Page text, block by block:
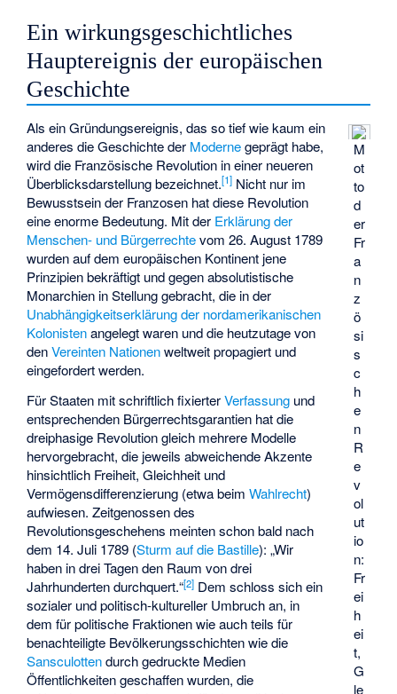
Ein wirkungsgeschichtliches
Hauptereignis der europäischen
Geschichte
M
ot
to
d
er
Fr
a
n
z
ö
si
s
c
h
e
n
R
e
v
ol
ut
io
n:
Fr
ei
h
ei
t,
G
le
Als ein Gründungsereignis, das so tief wie kaum ein
anderes die Geschichte der Modernegeprägt habe,
wird die Französische Revolution in einer neueren
Überblicksdarstellung bezeichnet.[1] Nicht nur im
Bewusstsein der Franzosen hat diese Revolution
eine enorme Bedeutung. Mit der Erklärung der
Menschen- und Bürgerrechtevom 26. August 1789
wurden auf dem europäischen Kontinent jene
Prinzipien bekräftigt und gegen absolutistische
Monarchien in Stellung gebracht, die in der
Unabhängigkeitserklärung der nordamerikanischen
Kolonistenangelegt waren und die heutzutage von
denVereinten Nationenweltweit propagiert und
eingefordert werden.
Für Staaten mit schriftlich fixierterVerfassung und
entsprechenden Bürgerrechtsgarantien hat die
dreiphasige Revolution gleich mehrere Modelle
hervorgebracht, die jeweils abweichende Akzente
hinsichtlich Freiheit, Gleichheit und
Vermögensdifferenzierung (etwa beimWahlrecht)
aufwiesen. Zeitgenossen des
Revolutionsgeschehens meinten schon bald nach
dem 14. Juli 1789 (Sturm auf die Bastille): „Wir
haben in drei Tagen den Raum von drei
Jahrhunderten durchquert.“[2] Dem schloss sich ein
sozialer und politisch-kultureller Umbruch an, in
dem für politische Fraktionen wie auch teils für
benachteiligte Bevölkerungsschichten wie die
Sansculottendurch gedruckte Medien
Öffentlichkeiten geschaffen wurden, die